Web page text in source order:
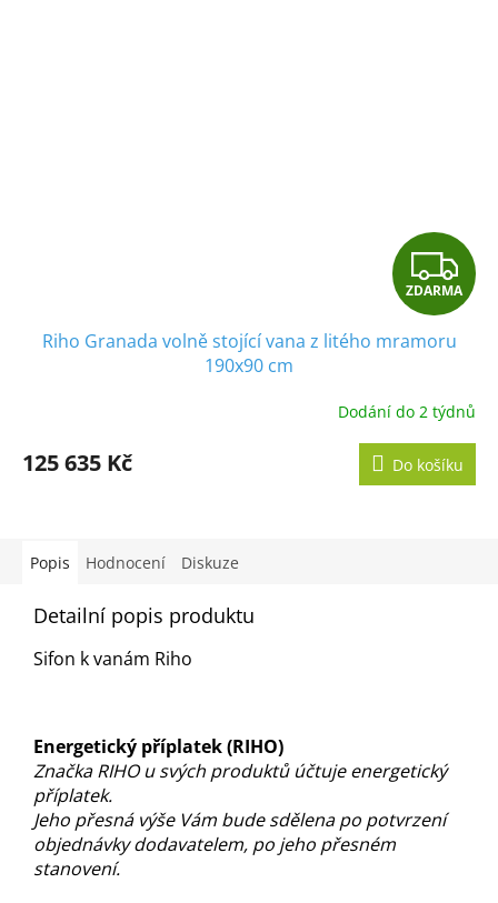
Z
D
R
M
A
ZDARMA
Riho Granada volně stojící vana z litého mramoru
190x90 cm
Dodání do 2 týdnů
125 635 Kč Do košíku
Popis Hodnocení Diskuze
Detailní popis produktu
Sifon k vanám Riho
Energetický příplatek (RIHO)
Značka RIHO u svých produktů účtuje energetický
příplatek.
Jeho přesná výše Vám bude sdělena po potvrzení
objednávky dodavatelem, po jeho přesném
stanovení.